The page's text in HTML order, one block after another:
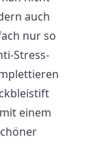
auch
nur so
Stress-
einem